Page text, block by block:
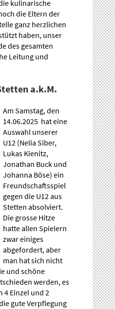
kulinarische
die Eltern der
ganz herzlichen
haben, unser
des gesamten
Leitung und
a.k.M.
Am Samstag, den
14.06.2025 hat eine
Auswahl unserer
U12 (Nelia Siber,
Lukas Kienitz,
Jonathan Buck und
Johanna Böse) ein
Freundschaftsspiel
gegen die U12 aus
Stetten absolviert.
Die grosse Hitze
hatte allen Spielern
zwar einiges
abgefordert, aber
man hat sich nicht
und schöne
werden, es
4 Einzel und 2
gute Verpflegung